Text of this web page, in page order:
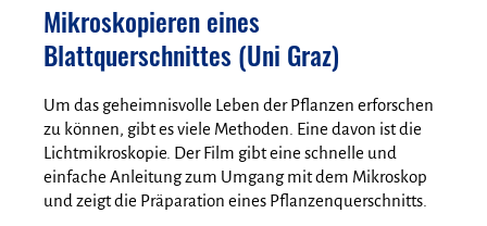
Mikroskopieren eines
Blattquerschnittes (Uni Graz)
Um das geheimnisvolle Leben der Pflanzen erforschen
zu können, gibt es viele Methoden. Eine davon ist die
Lichtmikroskopie. Der Film gibt eine schnelle und
einfache Anleitung zum Umgang mit dem Mikroskop
und zeigt die Präparation eines Pflanzenquerschnitts.